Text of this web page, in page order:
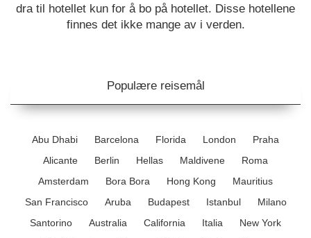
dra til hotellet kun for å bo på hotellet. Disse hotellene
finnes det ikke mange av i verden.
Populære reisemål
Abu Dhabi Barcelona Florida London
Praha
Alicante
Berlin Hellas Maldivene
Roma
Amsterdam
Bora Bora Hong Kong
Mauritius
San Francisco
Aruba Budapest Istanbul
Milano
Santorino
Australia California Italia
New York